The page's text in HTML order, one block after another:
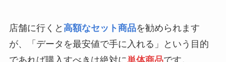
店舗に行くと 高額なセット商品を勧められます
が、「データを最安値で手に入れる」という目的